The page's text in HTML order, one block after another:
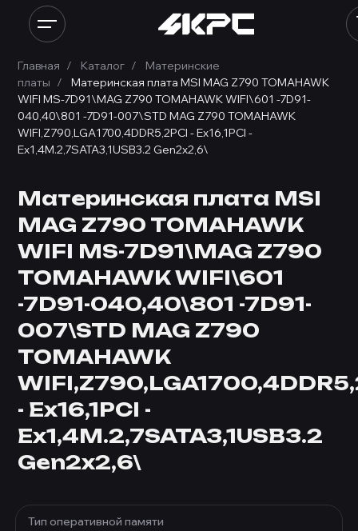
Главная Каталог
Материнские
платы
Материнская плата MSI MAG Z790 TOMAHAWK
WIFI MS-7D91\MAG Z790 TOMAHAWK WIFI\601 -7D91-
040,40\801 -7D91-007\STD MAG Z790 TOMAHAWK
WIFI,Z790,LGA1700,4DDR5,2PCI - Ex16,1PCI -
Ex1,4M.2,7SATA3,1USB3.2 Gen2x2,6\
Материнская плата MSI
MAG Z790 TOMAHAWK
WIFI MS-7D91\MAG Z790
TOMAHAWK WIFI\601
-7D91-040,40\801 -7D91-
007\STD MAG Z790
TOMAHAWK
- Ex16,1PCI -
Ex1,4M.2,7SATA3,1USB3.2
Gen2x2,6\
Тип оперативной памяти